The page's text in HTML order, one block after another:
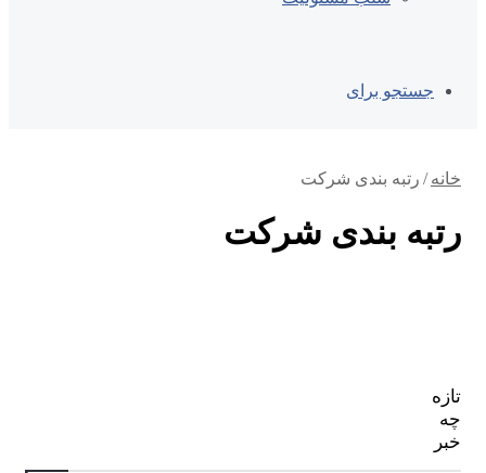
جستجو برای
خانه / رتبه بندی شرکت
رتبه بندی شرکت
تازه
چه
خبر